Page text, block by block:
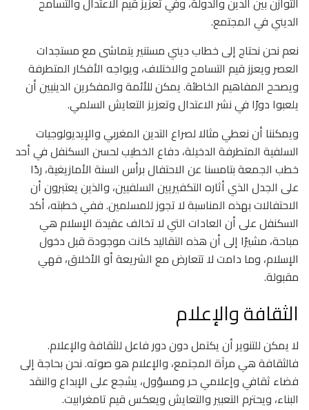
الديني في المجتمع.
نعم نحن نحتاج إلى خطاب ديني مستنير يتماشى مع مستجدات
العصر ويعزز قيم التسامح والاختلاف، ويواجه الأفكار المتطرفة
ويصحح المفاهيم الخاطئة. يمكن للأئمة والمفكرين الدينيين أن
يلعبوا دورًا في نشر الاعتدال وتعزيز التعايش السلمي.
ويمكننا أن نعطي مثالا لصراع التدين المغربي والإيديولوجيات
السلفية المتطرفة الدخيلة، دفاع الخطيب لحسن السكنفل في أحد
خطب الجمعة بتامسنا عن الاحتفال برأس السنة الأمازيغية، ردًا
على الجدل الذي أثاره التكفيريين السلفيين، والذين يعتبرون أن
الاحتفالات بهذه المناسبة لا تجوز للمسلمين. ففي خطبته، أكد
السكنفل على أن العادات التي لا تخالف عقيدة الإسلام هي
مباحة، مشيرًا إلى أن هذه التقاليد كانت موجودة قبل دخول
الإسلام، وما دامت لا تتعارض مع الشريعة أو الأخلاق، فهي
مقبولة.
الثقافة والإعلام
لا يمكن للتنوير أن يكتمل دون دور فاعل للثقافة والإعلام.
فالثقافة هي مرآة المجتمع، والإعلام هو صوته. نحن بحاجة إلى
فضاء ثقافي وإعلامي حر ومسؤول، يشجع على الإبداع والنقد
البناء، ويحترم التعبير والتعايش ويعكس قيم تامغرابيت.